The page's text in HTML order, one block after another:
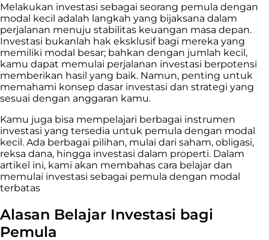
Melakukan investasi sebagai seorang pemula dengan
modal kecil adalah langkah yang bijaksana dalam
perjalanan menuju stabilitas keuangan masa depan.
Investasi bukanlah hak eksklusif bagi mereka yang
memiliki modal besar; bahkan dengan jumlah kecil,
kamu dapat memulai perjalanan investasi berpotensi
memberikan hasil yang baik. Namun, penting untuk
memahami konsep dasar investasi dan strategi yang
sesuai dengan anggaran kamu.
Kamu juga bisa mempelajari berbagai instrumen
investasi yang tersedia untuk pemula dengan modal
kecil. Ada berbagai pilihan, mulai dari saham, obligasi,
reksa dana, hingga investasi dalam properti. Dalam
artikel ini, kami akan membahas cara belajar dan
memulai investasi sebagai pemula dengan modal
terbatas
Alasan Belajar Investasi bagi
Pemula